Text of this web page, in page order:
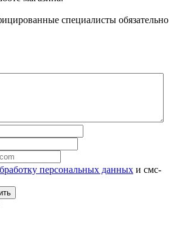
специалисты обязательно
персональных данных и смс-